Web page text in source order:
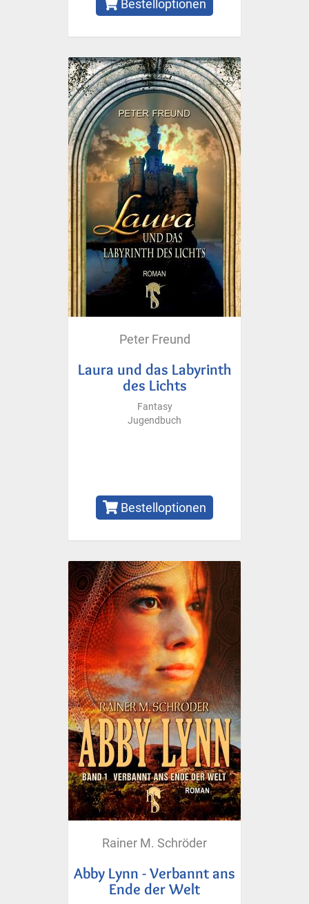
Bestelloptionen
Peter Freund
Laura und das Labyrinth
des Lichts
Fantasy
Jugendbuch
Bestelloptionen
Rainer M. Schröder
Abby Lynn - Verbannt ans
Ende der Welt